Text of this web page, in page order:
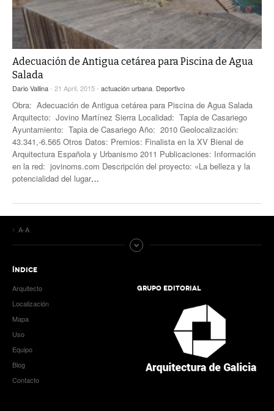
Adecuación de Antigua cetárea para Piscina de Agua
Salada
Dario Vallina- 21 April, 2015 - actuación urbana Deportivo
Obra: Adecuación de Antigua cetárea para Piscina de Agua Salada
Arquitecto: Jovino Martínez Sierra Localidad: Tapia de Casariego
Ayuntamiento: Tapia de Casariego Año: 2010 Geolocalización:
43.341,-6.565 Otros Datos: Premios: Finalista en la XV Bienal de
Arquitectura Española y Urbanismo 2011 Publicaciones: Información
en la red: jovinoms.com Descripción del proyecto: «La belleza y la
potencialidad del lugar…
A-A
ÍNDICE
Arquitecto
Localización
Mapa
Uso
Equipo
Blog
Contacto
GRUPO EDITORIAL